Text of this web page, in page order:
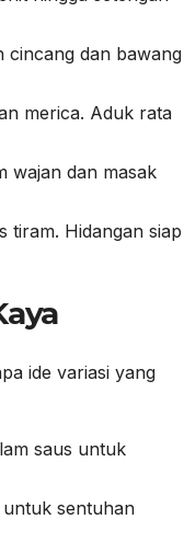
cincang dan bawang
merica. Aduk rata
wajan dan masak
tiram. Hidangan siap
ide variasi yang
saus untuk
sentuhan